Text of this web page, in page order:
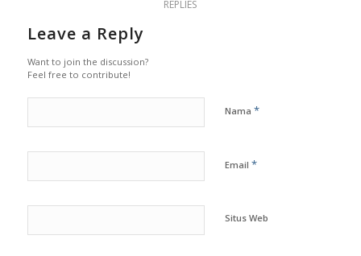
REPLIES
Leave a Reply
Want to join the discussion?
Feel free to contribute!
Nama *
Email *
Situs Web